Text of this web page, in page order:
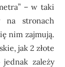
– w taki
na stronach
nim zajmują.
jak 2 złote
zależy